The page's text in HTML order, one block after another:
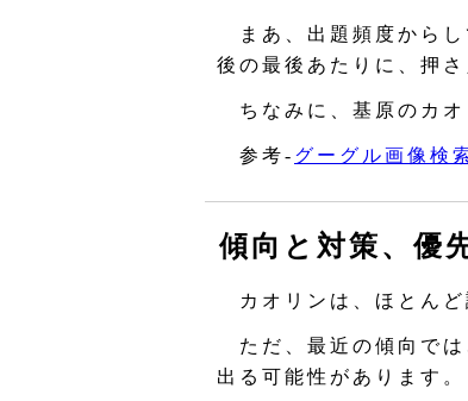
まあ、出題頻度からし
後の最後あたりに、押
ちなみに、基原のカオ
参考‐ グーグル画像検
傾向と対策、優
カオリンは、ほとんど
ただ、最近の傾向では
出る可能性があります。